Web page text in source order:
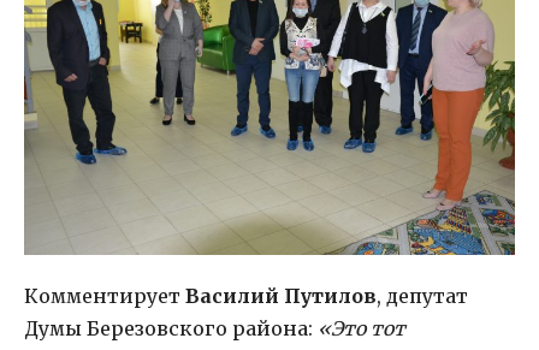
Комментирует Василий Путилов, депутат
Думы Березовского района: «Это тот